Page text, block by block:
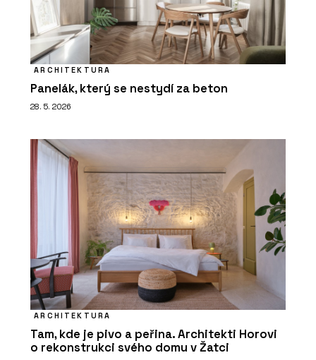
ARCHITEKTURA
Panelák, který se nestydí za beton
28. 5. 2026
ARCHITEKTURA
Tam, kde je pivo a peřina. Architekti Horovi
o rekonstrukci svého domu v Žatci